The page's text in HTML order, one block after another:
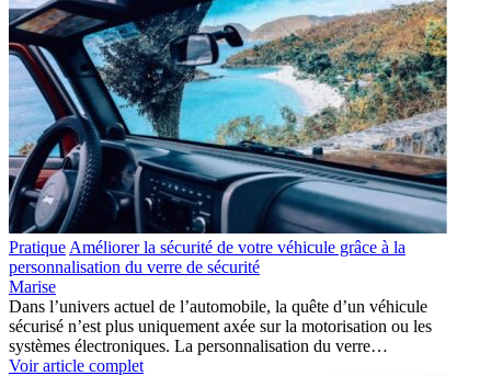
Pratique Améliorer la sécurité de votre véhicule grâce à la
personnalisation du verre de sécurité
Marise
Dans l’univers actuel de l’automobile, la quête d’un véhicule
sécurisé n’est plus uniquement axée sur la motorisation ou les
systèmes électroniques. La personnalisation du verre…
Voir article complet